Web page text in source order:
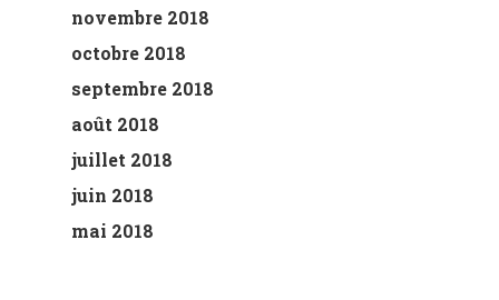
novembre 2018
octobre 2018
septembre 2018
août 2018
juillet 2018
juin 2018
mai 2018